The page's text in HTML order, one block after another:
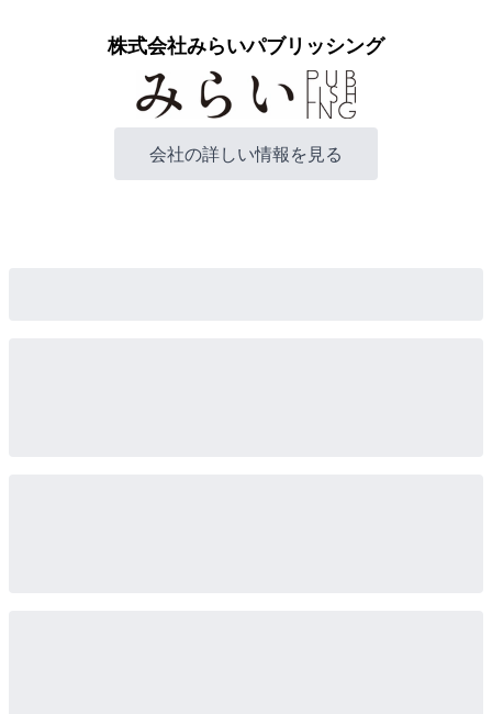
株式会社みらいパブリッシング
会社の詳しい情報を見る